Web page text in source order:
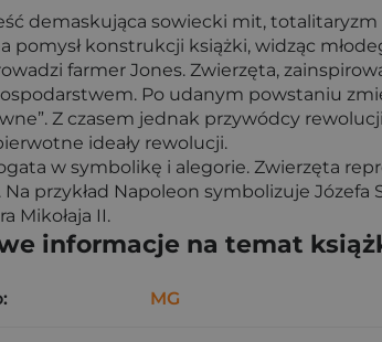
demaskująca sowiecki mit, totalitaryzm
pomysł konstrukcji książki, widząc
farmer Jones. Zwierzęta,
Po udanym powstaniu
Z czasem jednak przywódcy
ideały rewolucji.
w symbolikę i alegorie. Zwierzęta
Na przykład Napoleon symbolizuje
Mikołaja II.
informacje na temat
MG